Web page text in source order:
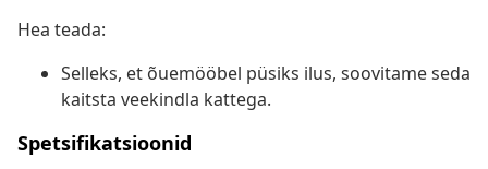
Hea teada:
Selleks, et õuemööbel püsiks ilus, soovitame seda
kaitsta veekindla kattega.
Spetsifikatsioonid